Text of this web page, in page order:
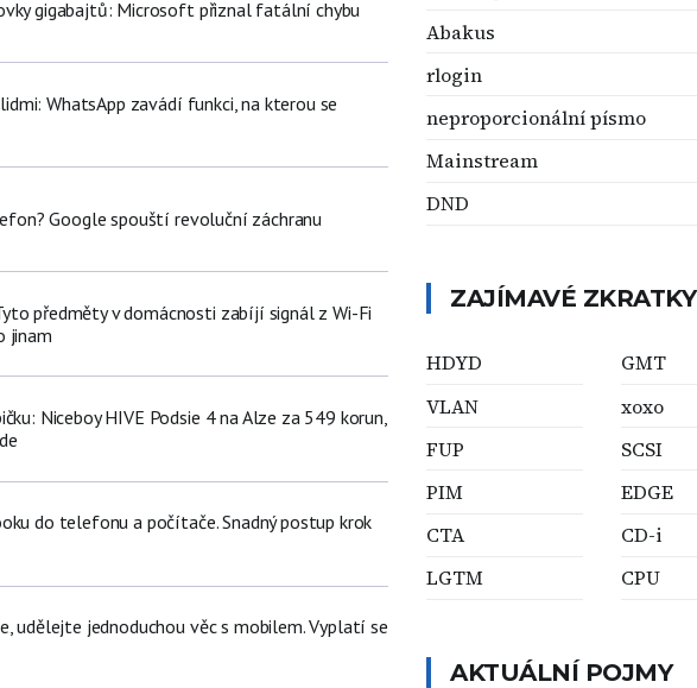
gigabajtů: Microsoft přiznal fatální chybu
WhatsApp zavádí funkci, na kterou se
Google spouští revoluční záchranu
předměty v domácnosti zabíjí signál z Wi-Fi
jinam
Niceboy HIVE Podsie 4 na Alze za 549 korun,
do telefonu a počítače. Snadný postup krok
udělejte jednoduchou věc s mobilem. Vyplatí se
Abakus
rlogin
neproporcionální písmo
Mainstream
DND
ZAJÍMAVÉ ZKRATKY
HDYD
VLAN
FUP
PIM
CTA
LGTM
GMT
xoxo
SCSI
EDGE
CD-i
CPU
AKTUÁLNÍ POJMY